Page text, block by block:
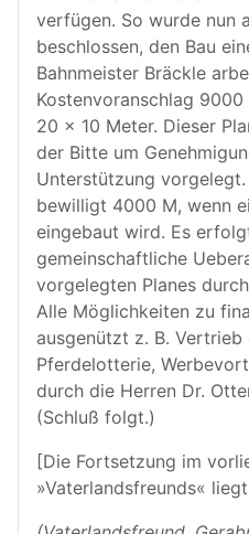
[Die Fortsetzung im
»Vaterlandsfreunds«